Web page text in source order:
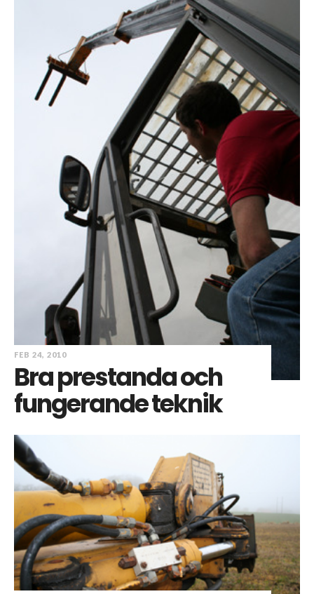
FEB 24, 2010
Bra prestanda och
fungerande teknik